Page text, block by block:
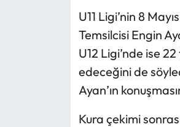
U11 Ligi’nin 8
Temsilcisi Engin
U12 Ligi’nde ise
edeceğini de
Ayan’ın
Kura çekimi
Otomotiv
Resmi İlan
Resmi Reklam